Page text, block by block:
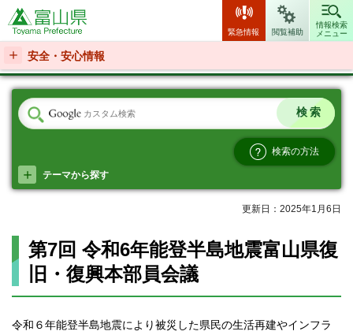
富山県
緊急情報 閲覧補助
情報検索
メニュー
安全・安心情報
検索の方法
テーマから探す
更新日：2025年1月6日
第7回 令和6年能登半島地震富山県復
旧・復興本部員会議
令和６年能登半島地震により被災した県民の生活再建やインフラ